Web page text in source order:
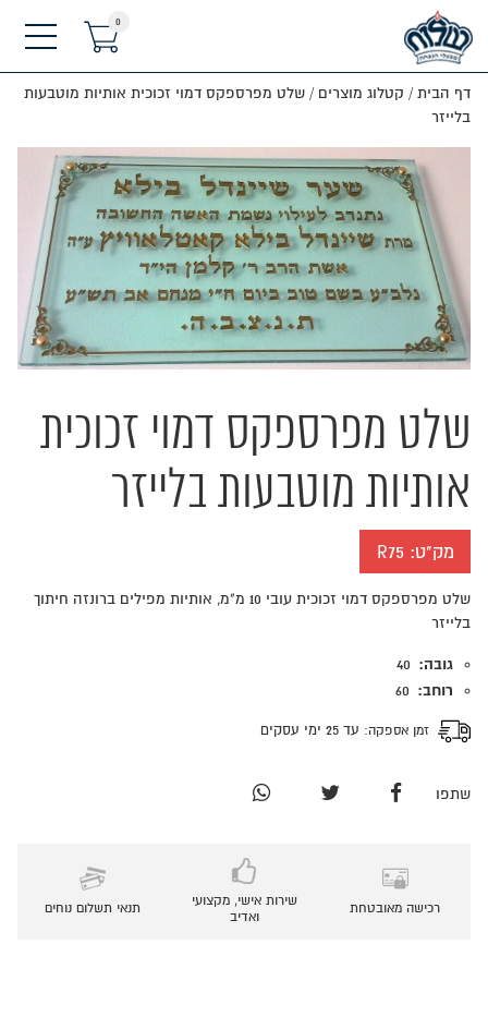
0
תפריט
דף הבית/ קטלוג מוצרים / שלט מפרספקס דמוי זכוכית אותיות מוטבעות
בלייזר
שלט מפרספקס דמוי זכוכית
אותיות מוטבעות בלייזר
מק"ט:R75
שלט מפרספקס דמוי זכוכית עובי 10 מ"מ, אותיות מפילים ברונזה חיתוך
בלייזר
גובה: 40
רוחב: 60
זמן אספקה: עד 25 ימי עסקים
שתפו
רכישה מאובטחת
שירות אישי, מקצועי
ואדיב
תנאי תשלום נוחים